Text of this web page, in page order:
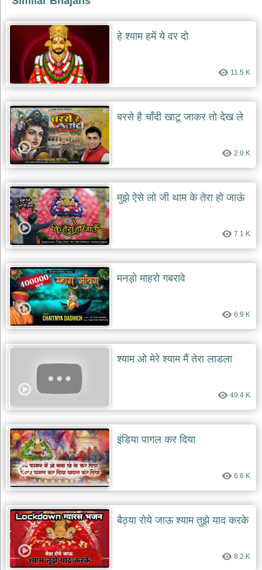
देश
भजन
patriotic
bhajans
खाटू
भजन
khatu
shaym
bhajans
रानी
सती
दादी
भजन
rani
sati
dadi
bhajans
बावा
दयाल
भजन
bawa
lal
dayal
bhajans
शनि
देव
bhajans
का
भजन
bhajan
of
the
day
भजन
जोड़ें
add
bhajans
हे श्याम हमें ये वर दो
11.5 K
बरसे है चाँदी खाटू जाकर तो देख ले
2.0 K
मुझे ऐसे लो जी थाम के तेरा हो जाऊं
7.1 K
मनड़ो माहरो गबरावे
6.9 K
श्याम ओ मेरे श्याम मैं तेरा लाडला
49.4 K
इंडिया पागल कर दिया
6.6 K
बैठ्या रोये जाऊ श्याम तुझे याद करके
8.2 K